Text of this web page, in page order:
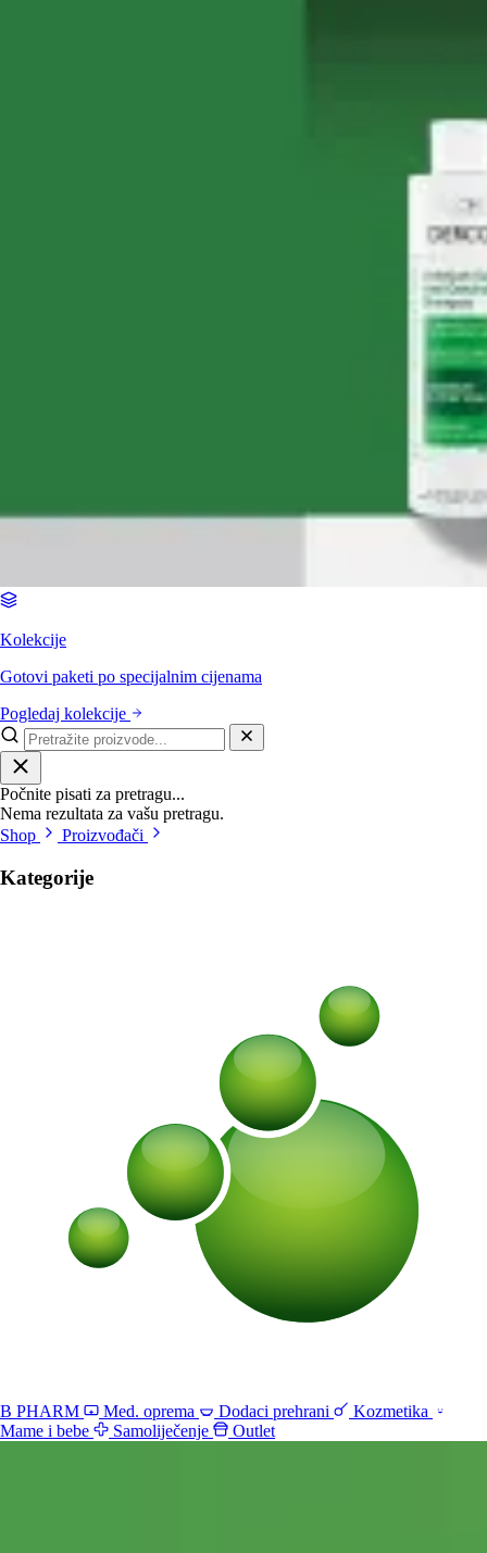
Kolekcije
Gotovi paketi po specijalnim cijenama
Pogledaj kolekcije
Počnite pisati za pretragu...
Nema rezultata za vašu pretragu.
Shop
Proizvođači
Kategorije
B PHARM Med. oprema Dodaci prehrani
Kozmetika
Mame i bebe
Samoliječenje Outlet